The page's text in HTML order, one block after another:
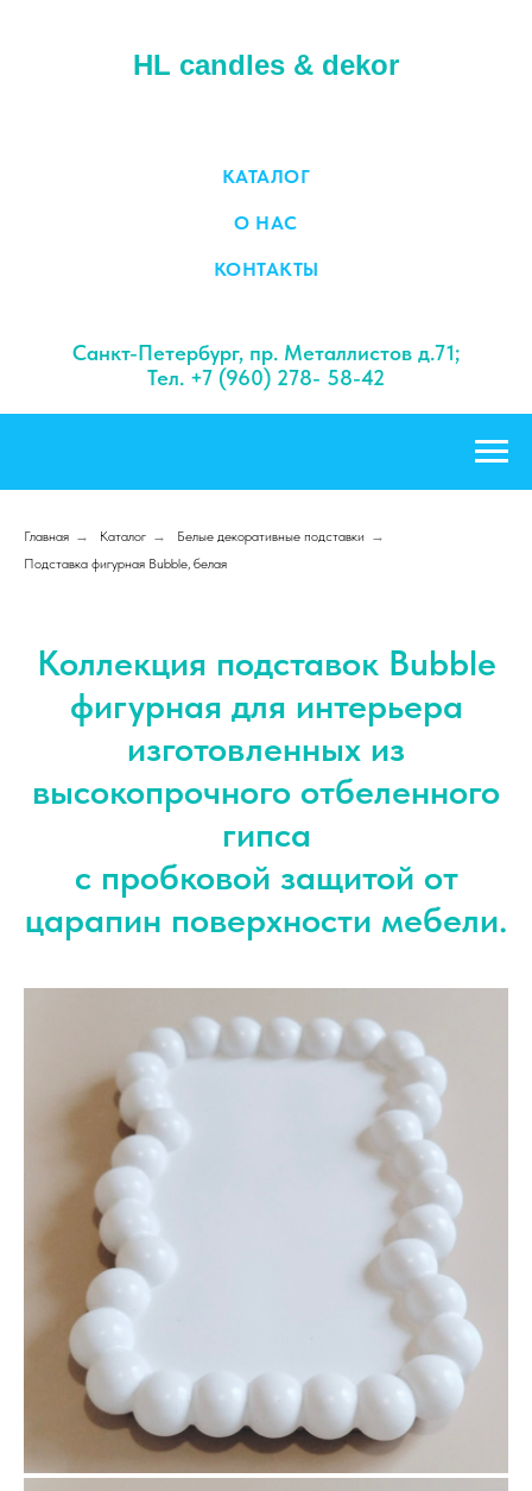
HL candles & dekor
КАТАЛОГ
О НАС
КОНТАКТЫ
Санкт-Петербург, пр. Металлистов д.71;
Тел. +7 (960) 278- 58-42
Главная → Каталог → Белые декоративные подставки →
Подставка фигурная Bubble, белая
Коллекция подставок Bubble
фигурная для интерьера
изготовленных из
высокопрочного отбеленного
гипса
с пробковой защитой от
царапин поверхности мебели.